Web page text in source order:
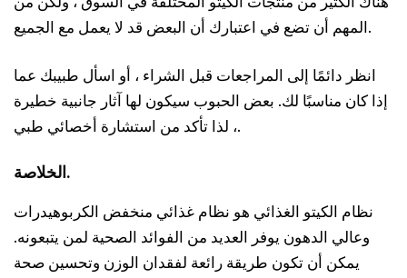
المهم أن تضع في اعتبارك أن البعض قد لا يعمل مع الجميع.
انظر دائمًا إلى المراجعات قبل الشراء ، أو اسأل طبيبك عما
إذا كان مناسبًا لك. بعض الحبوب سيكون لها آثار جانبية خطيرة
، لذا تأكد من استشارة أخصائي طبي.
الخلاصة.
نظام الكيتو الغذائي هو نظام غذائي منخفض الكربوهيدرات
وعالي الدهون يوفر العديد من الفوائد الصحية لمن يتبعونه.
يمكن أن تكون طريقة رائعة لفقدان الوزن وتحسين صحة